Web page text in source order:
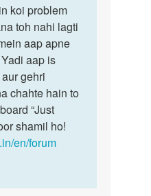
koi problem
toh nahi lagti
aap apne
aap is
gehri
chahte hain to
“Just
shamil ho!
en/forum